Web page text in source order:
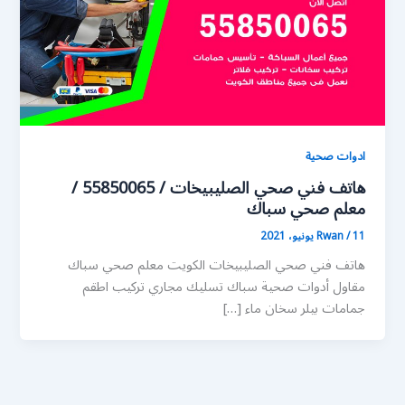
ادوات صحية
هاتف فني صحي الصليبيخات / 55850065 /
معلم صحي سباك
Rwan/11 يونيو، 2021
هاتف فني صحي الصليبيخات الكويت معلم صحي سباك
مقاول أدوات صحية سباك تسليك مجاري تركيب اطقم
جمامات بيلر سخان ماء […]